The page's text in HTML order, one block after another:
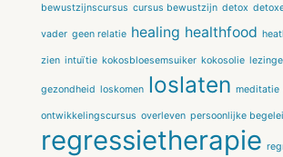
bewustzijnscursus cursus bewustzijn detox
vader geen relatie healing healthfood
zien intuïtie kokosbloesemsuiker kokosolie
gezondheid loskomen loslaten meditatie
ontwikkelingscursus overleven persoonlijke
regressietherapie